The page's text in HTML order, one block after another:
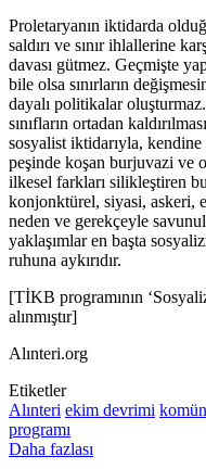
Proletaryanın iktidarda
saldırı ve sınır ihlallerine
davası gütmez. Geçmişte
bile olsa sınırların
dayalı politikalar
sınıfların ortadan
sosyalist iktidarıyla,
peşinde koşan burjuvazi ve
ilkesel farkları silikleştiren
konjonktürel, siyasi, askeri,
neden ve gerekçeyle
yaklaşımlar en başta
ruhuna aykırıdır.
[TİKB programının
alınmıştır]
Alınteri.org
Etiketler
Alınteri ekim devrimi
programı
Daha fazlası